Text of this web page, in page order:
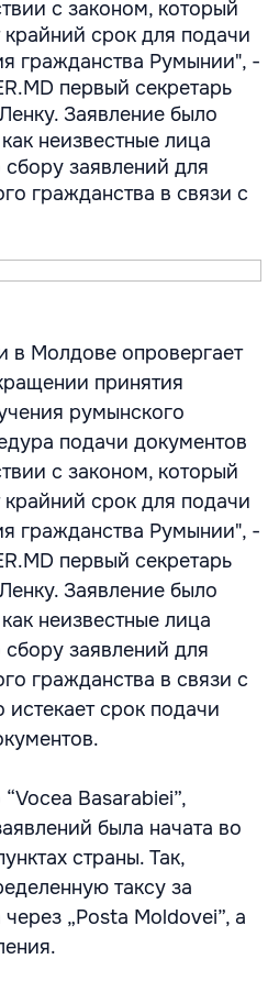
с законом, который
срок для подачи
гражданства Румынии", -
первый секретарь
Заявление было
неизвестные лица
заявлений для
гражданства в связи с
в Молдове опровергает
принятия
румынского
подачи документов
с законом, который
срок для подачи
гражданства Румынии", -
первый секретарь
Заявление было
неизвестные лица
заявлений для
гражданства в связи с
срок подачи
Basarabiei”,
была начата во
страны. Так,
таксу за
„Posta Moldovei”, а